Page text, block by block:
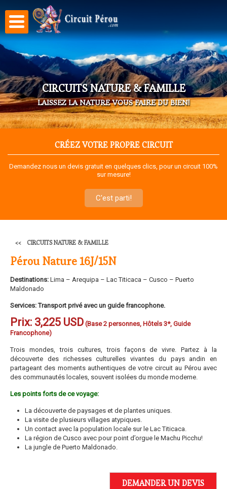
contenu
principal
CIRCUITS NATURE & FAMILLE
LAISSEZ LA NATURE VOUS FAIRE DU BIEN!
CRÉEZ VOTRE PROPRE CIRCUIT
Demandez nous un devis gratuit en quelques clics, pour un circuit 100%
sur mesure!
C'est parti!
CIRCUITS NATURE & FAMILLE
Pérou Nature 16J/15N
Destinations: Lima – Arequipa – Lac Titicaca – Cusco – Puerto
Maldonado
Services: Transport privé avec un guide francophone.
Prix: 3,225 USD (Base 2 personnes, Hôtels 3*, Guide
Francophone)
Trois mondes, trois cultures, trois façons de vivre. Partez à la
découverte des richesses culturelles vivantes du pays andin en
partageant des moments authentiques de votre circuit au Pérou avec
des communautés locales, souvent isolées du monde moderne.
Les points forts de ce voyage:
La découverte de paysages et de plantes uniques.
La visite de plusieurs villages atypiques.
Un contact avec la population locale sur le Lac Titicaca.
La région de Cusco avec pour point d’orgue le Machu Picchu!
La jungle de Puerto Maldonado.
DEMANDER UN DEVIS